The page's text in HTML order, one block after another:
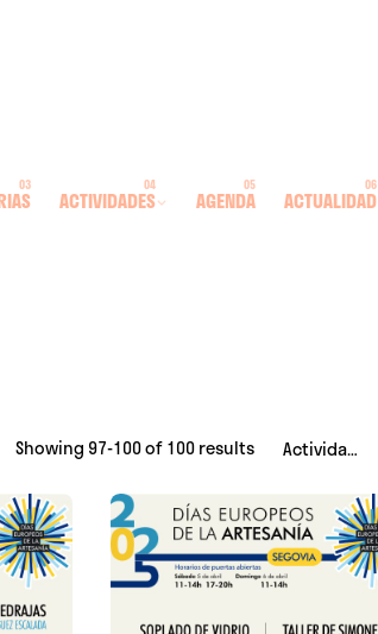
ACTIVIDADES AGENDA ACTUALIDAD
Showing 97-100 of 100 results